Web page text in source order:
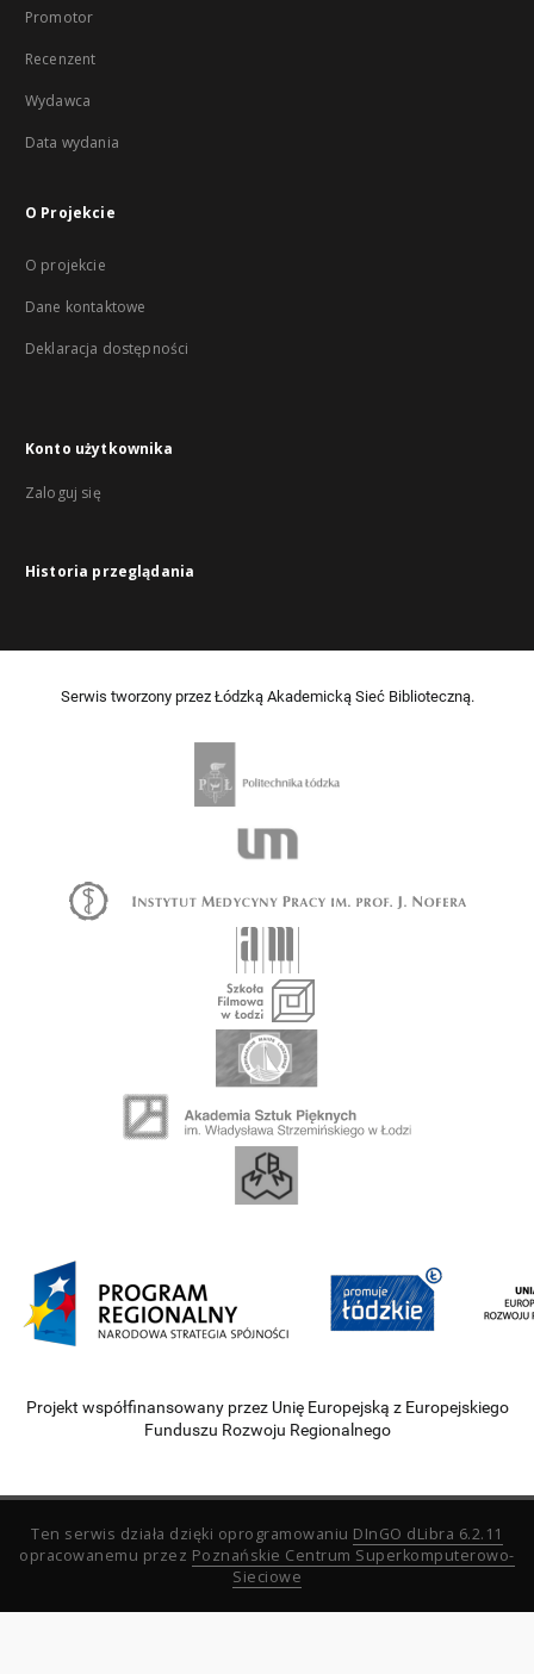
Promotor
Recenzent
Wydawca
Data wydania
O Projekcie
O projekcie
Dane kontaktowe
Deklaracja dostępności
Konto użytkownika
Zaloguj się
Historia przeglądania
Serwis tworzony przez Łódzką Akademicką Sieć Biblioteczną.
Projekt współfinansowany przez Unię Europejską z Europejskiego
Funduszu Rozwoju Regionalnego
Ten serwis działa dzięki oprogramowaniu DInGO dLibra 6.2.11
opracowanemu przez Poznańskie Centrum Superkomputerowo-
Sieciowe